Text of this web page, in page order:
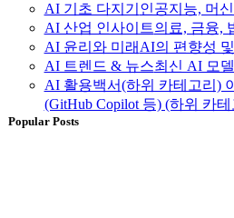
AI 기초 다지기 인공지능, 머
AI 산업 인사이트의료, 금융,
AI 윤리와 미래 AI의 편향성
AI 트렌드 & 뉴스최신 AI 모
AI 활용백서(하위 카테고리)
(GitHub Copilot 등) (하위 카
Popular Posts